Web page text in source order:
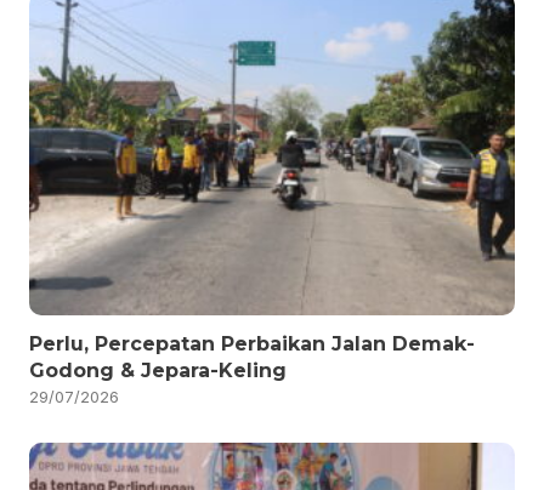
Perlu, Percepatan Perbaikan Jalan Demak-
Godong & Jepara-Keling
29/07/2026